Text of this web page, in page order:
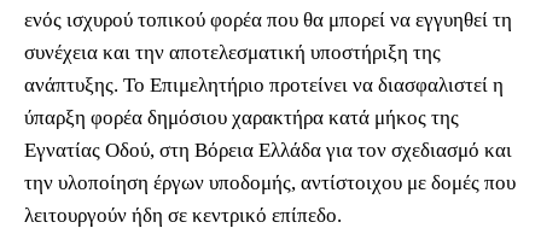
ενός ισχυρού τοπικού φορέα που θα μπορεί να εγγυηθεί τη
συνέχεια και την αποτελεσματική υποστήριξη της
ανάπτυξης. Το Επιμελητήριο προτείνει να διασφαλιστεί η
ύπαρξη φορέα δημόσιου χαρακτήρα κατά μήκος της
Εγνατίας Οδού, στη Βόρεια Ελλάδα για τον σχεδιασμό και
την υλοποίηση έργων υποδομής, αντίστοιχου με δομές που
λειτουργούν ήδη σε κεντρικό επίπεδο.